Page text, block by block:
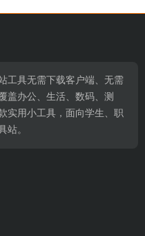
工具无需下载客户端、无需
盖办公、生活、数码、测
实用小工具，面向学生、职
站。